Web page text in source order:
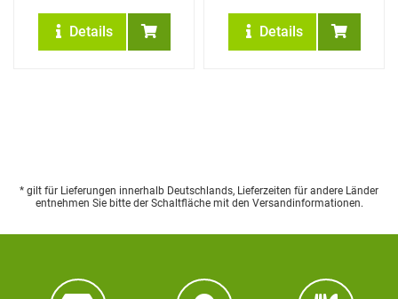
Details Details
* gilt für Lieferungen innerhalb Deutschlands, Lieferzeiten für andere Länder
entnehmen Sie bitte der Schaltfläche mit den Versandinformationen.